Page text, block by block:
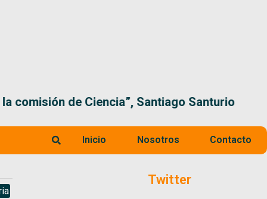
comisión de Ciencia”, Santiago Santurio
Inicio Nosotros Contacto
Twitter